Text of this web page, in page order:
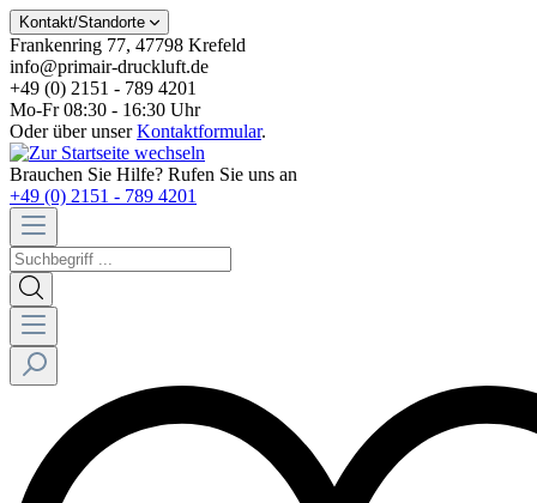
Kontakt/Standorte
Frankenring 77, 47798 Krefeld
info@primair-druckluft.de
+49 (0) 2151 - 789 4201
Mo-Fr 08:30 - 16:30 Uhr
Oder über unserKontaktformular.
Brauchen Sie Hilfe? Rufen Sie uns an
+49 (0) 2151 - 789 4201